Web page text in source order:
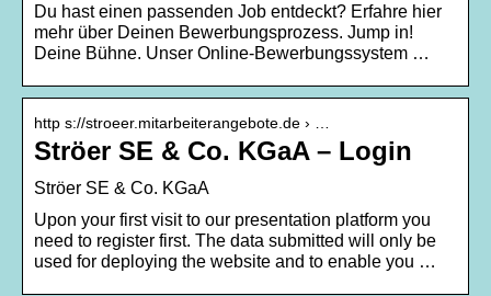
Du hast einen passenden Job entdeckt? Erfahre hier
mehr über Deinen Bewerbungsprozess. Jump in!
Deine Bühne. Unser Online-Bewerbungssystem …
http s://stroeer.mitarbeiterangebote.de › …
Ströer SE & Co. KGaA – Login
Ströer SE & Co. KGaA
Upon your first visit to our presentation platform you
need to register first. The data submitted will only be
used for deploying the website and to enable you …